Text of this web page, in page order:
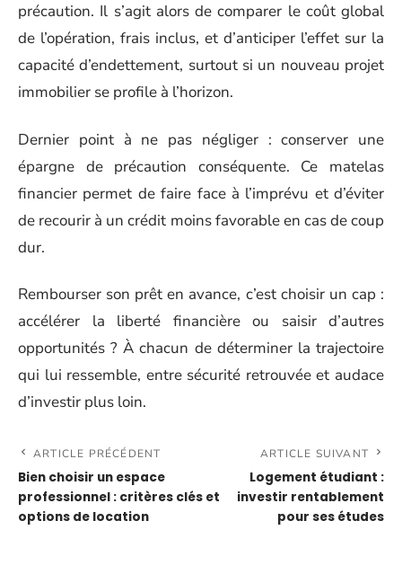
précaution. Il s’agit alors de comparer le coût global
de l’opération, frais inclus, et d’anticiper l’effet sur la
capacité d’endettement, surtout si un nouveau projet
immobilier se profile à l’horizon.
Dernier point à ne pas négliger : conserver une
épargne de précaution conséquente. Ce matelas
financier permet de faire face à l’imprévu et d’éviter
de recourir à un crédit moins favorable en cas de coup
dur.
Rembourser son prêt en avance, c’est choisir un cap :
accélérer la liberté financière ou saisir d’autres
opportunités ? À chacun de déterminer la trajectoire
qui lui ressemble, entre sécurité retrouvée et audace
d’investir plus loin.
ARTICLE PRÉCÉDENT
Bien choisir un espace
professionnel : critères clés et
options de location
ARTICLE SUIVANT
Logement étudiant :
investir rentablement
pour ses études